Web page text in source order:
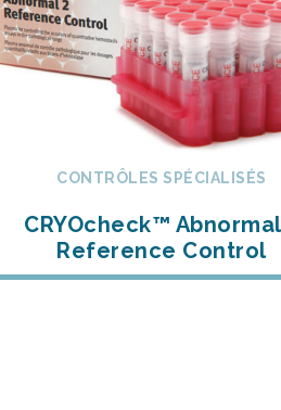
CONTRÔLES SPÉCIALISÉS
CRYOcheck™
Reference Control